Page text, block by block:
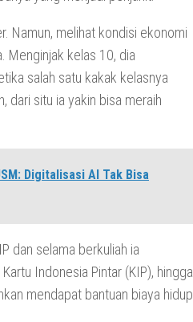
Namun, melihat kondisi ekonomi
Menginjak kelas 10, dia
salah satu kakak kelasnya
dari situ ia yakin bisa meraih
Digitalisasi AI Tak Bisa
dan selama berkuliah ia
Indonesia Pintar (KIP), hingga
mendapat bantuan biaya hidup.